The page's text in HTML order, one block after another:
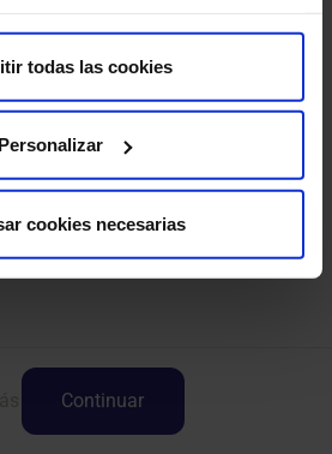
todas las cookies
Personalizar
cookies necesarias
Continuar